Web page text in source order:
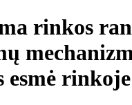
rinkos
esmė rinkoje